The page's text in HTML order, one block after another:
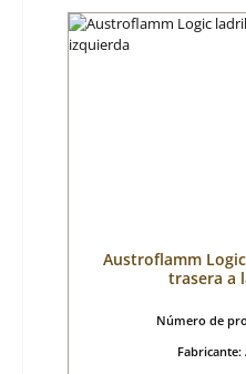
Austroflamm
trasera a
Número de
Fabricante: